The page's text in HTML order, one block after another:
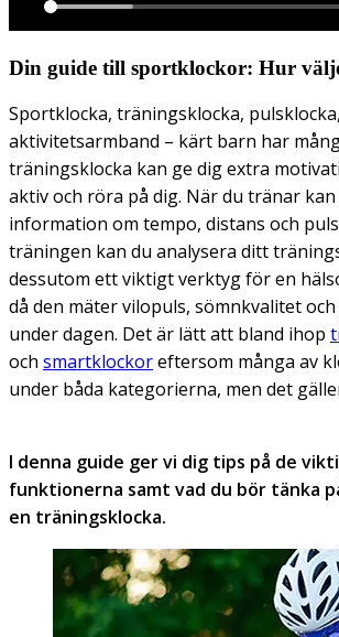
Din guide till sportklockor: Hur
Sportklocka, träningsklocka, pulsklocka,
aktivitetsarmband – kärt barn har
träningsklocka kan ge dig extra
aktiv och röra på dig. När du tränar kan
information om tempo, distans och
träningen kan du analysera ditt
dessutom ett viktigt verktyg för en
då den mäter vilopuls, sömnkvalitet
under dagen. Det är lätt att bland ihop
och smartklockoreftersom många av
under båda kategorierna, men det
I denna guide ger vi dig tips på de
funktionerna samt vad du bör tänka
en träningsklocka.